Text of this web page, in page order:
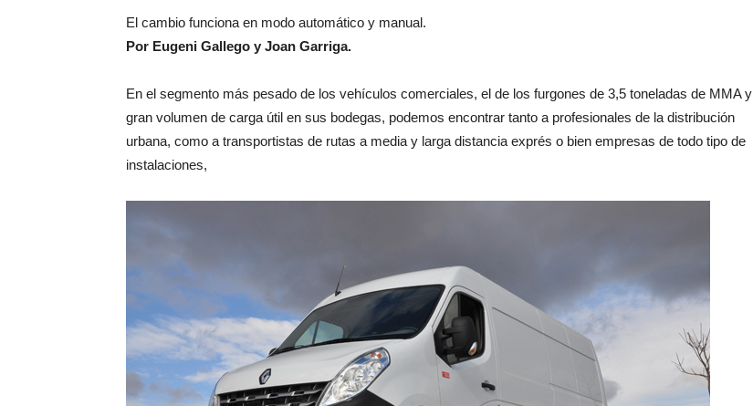
El cambio funciona en modo automático y manual.
Por Eugeni Gallego y Joan Garriga.
En el segmento más pesado de los vehículos comerciales, el de los furgones de 3,5 toneladas de MMA y
gran volumen de carga útil en sus bodegas, podemos encontrar tanto a profesionales de la distribución
urbana, como a transportistas de rutas a media y larga distancia exprés o bien empresas de todo tipo de
instalaciones,